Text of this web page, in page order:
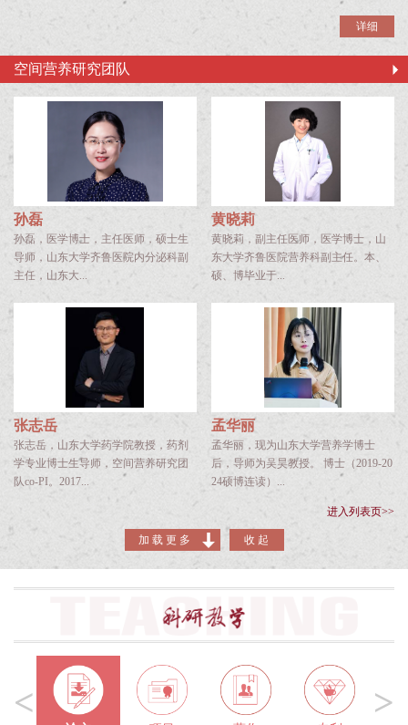
详细
空间营养研究团队
孙磊
孙磊，医学博士，主任医师，硕士生
导师，山东大学齐鲁医院内分泌科副
主任，山东大...
黄晓莉
黄晓莉，副主任医师，医学博士，山
东大学齐鲁医院营养科副主任。本、
硕、博毕业于...
张志岳
张志岳，山东大学药学院教授，药剂
学专业博士生导师，空间营养研究团
队co-PI。2017...
孟华丽
孟华丽，现为山东大学营养学博士
后，导师为吴昊教授。 博士（2019-20
24硕博连读）...
进入列表页>>
加 载 更 多 收 起
< >